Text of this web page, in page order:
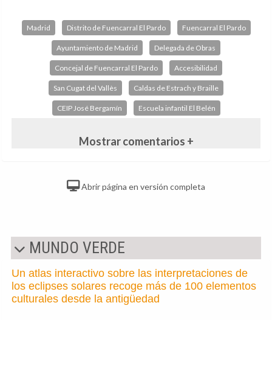
Madrid Distrito de Fuencarral El Pardo Fuencarral El Pardo
Ayuntamiento de Madrid Delegada de Obras
Concejal de Fuencarral El Pardo Accesibilidad
San Cugat del Vallès Caldas de Estrach y Braille
CEIP José Bergamín Escuela infantil El Belén
Mostrar comentarios +
Abrir página en versión completa
MUNDO VERDE
Un atlas interactivo sobre las interpretaciones de
los eclipses solares recoge más de 100 elementos
culturales desde la antigüedad